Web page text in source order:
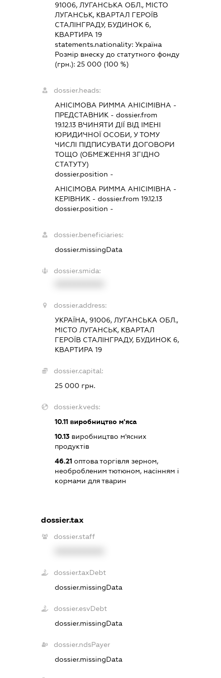
91006, ЛУГАНСЬКА ОБЛ., МІСТО
ЛУГАНСЬК, КВАРТАЛ ГЕРОЇВ
СТАЛІНГРАДУ, БУДИНОК 6,
КВАРТИРА 19
statements.nationality: Україна
Розмір внеску до статутного фонду
(грн.): 25 000 (100 %)
dossier.heads:
АНІСІМОВА РИММА АНІСІМІВНА -
ПРЕДСТАВНИК - dossier.from
19.12.13ВЧИНЯТИ ДІЇ ВІД ІМЕНІ
ЮРИДИЧНОЇ ОСОБИ, У ТОМУ
ЧИСЛІ ПІДПИСУВАТИ ДОГОВОРИ
ТОЩО (ОБМЕЖЕННЯ ЗГІДНО
СТАТУТУ)
dossier.position -
АНІСІМОВА РИММА АНІСІМІВНА -
КЕРІВНИК - dossier.from 19.12.13
dossier.position -
dossier.beneficiaries:
dossier.missingData
dossier.smida:
dossier.address:
УКРАЇНА, 91006, ЛУГАНСЬКА ОБЛ.,
МІСТО ЛУГАНСЬК, КВАРТАЛ
ГЕРОЇВ СТАЛІНГРАДУ, БУДИНОК 6,
КВАРТИРА 19
dossier.capital:
25 000 грн.
dossier.kveds:
10.11виробництво м'яса
10.13виробництво м'ясних
продуктів
46.21оптова торгівля зерном,
необробленим тютюном, насінням і
кормами для тварин
dossier.tax
dossier.staff
dossier.taxDebt
dossier.missingData
dossier.esvDebt
dossier.missingData
dossier.ndsPayer
dossier.missingData